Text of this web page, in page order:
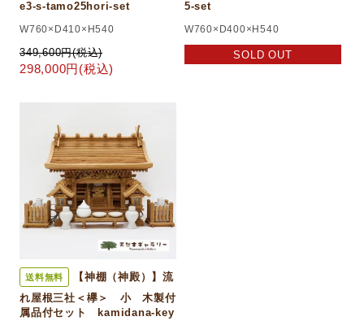
e3-s-tamo25hori-set
W760×D410×H540
349,600円(税込)
298,000円(税込)
5-set
W760×D400×H540
SOLD OUT
送料無料
【神棚（神殿）】流
れ屋根三社＜欅＞ 小 木製付
属品付セット kamidana-key